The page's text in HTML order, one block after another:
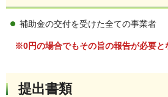
補助金の交付を受けた全ての事業者
※0円の場合でもその旨の報告が必要と
提出書類